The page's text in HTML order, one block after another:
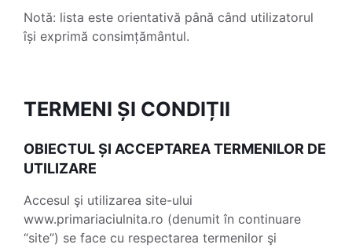
Notă: lista este orientativă până când utilizatorul
își exprimă consimțământul.
TERMENI ȘI CONDIȚII
OBIECTUL ȘI ACCEPTAREA TERMENILOR DE
UTILIZARE
Accesul şi utilizarea site-ului
www.primariaciulnita.ro (denumit în continuare
“site”) se face cu respectarea termenilor şi